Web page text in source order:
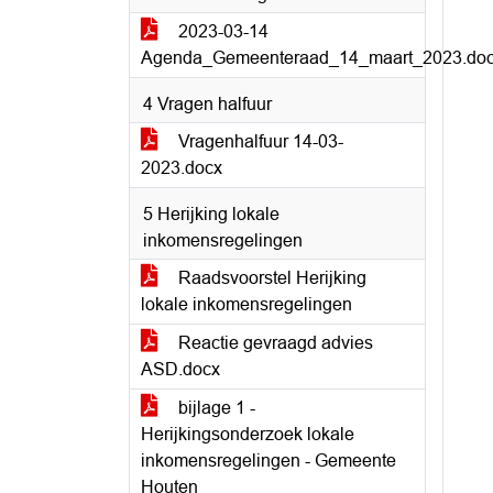
2023-03-14
4 Vragen halfuur
Vragenhalfuur 14-03-
2023.docx
5 Herijking lokale
inkomensregelingen
Raadsvoorstel Herijking
lokale inkomensregelingen
Reactie gevraagd advies
ASD.docx
bijlage 1 -
Herijkingsonderzoek lokale
inkomensregelingen - Gemeente
Houten